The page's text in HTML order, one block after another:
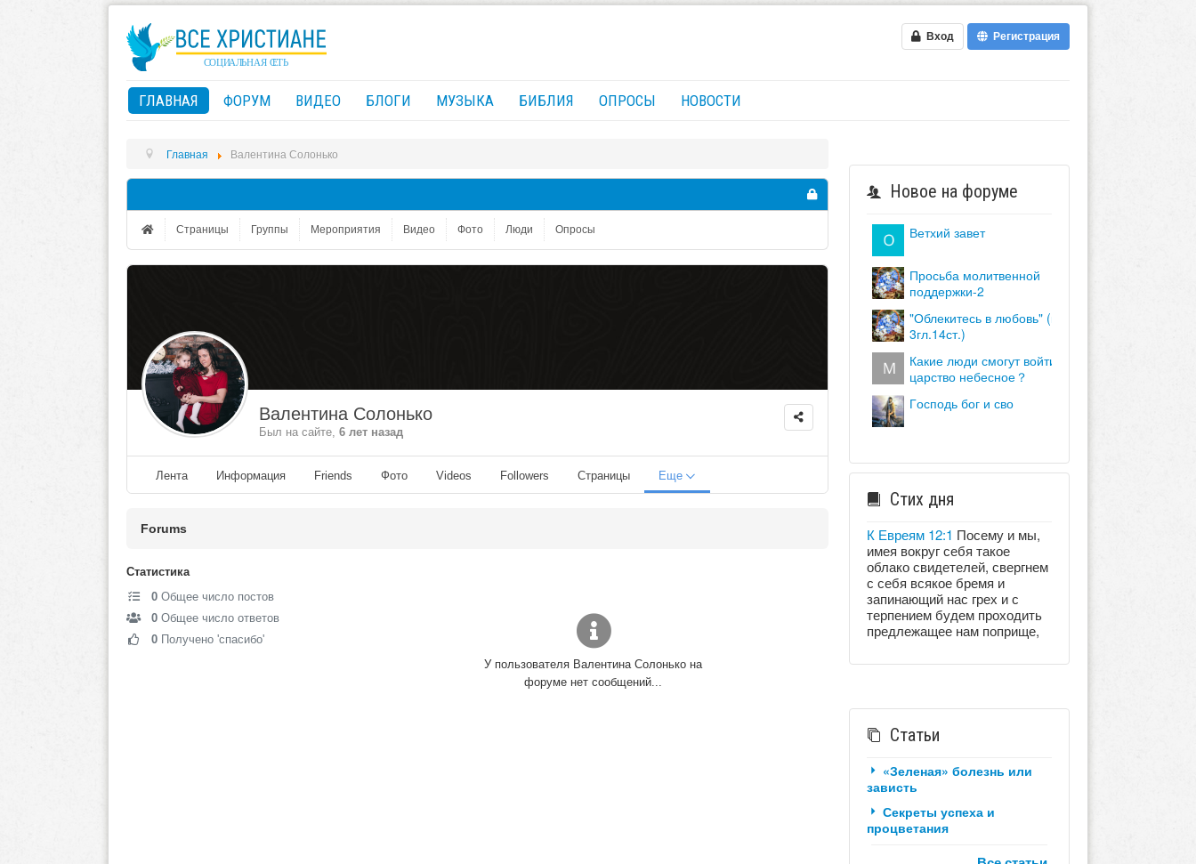
Вход Регистрация
ГЛАВНАЯ ФОРУМ ВИДЕО БЛОГИ МУЗЫКА БИБЛИЯ ОПРОСЫ НОВОСТИ
Главная Валентина Солонько
Страницы Группы Мероприятия Видео Фото Люди Опросы
Валентина Солонько
Был на сайте, 6 лет назад
Лента Информация Friends Фото Videos Followers Страницы Еще
Forums
Статистика
0 Общее число постов
0 Общее число ответов
0 Получено 'спасибо'
У пользователя Валентина Солонько на
форуме нет сообщений...
Новое на форуме
ветхий завет
просьба молитвенной
поддержки-2
"облекитесь в любовь" (кол.
3гл.14ст.)
какие люди смогут войти в
царство небесное？
господь бог и сво
Стих дня
К Евреям 12:1 Посему и мы,
имея вокруг себя такое
облако свидетелей, свергнем
с себя всякое бремя и
запинающий нас грех и с
терпением будем проходить
предлежащее нам поприще,
Статьи
«Зеленая» болезнь или
зависть
Секреты успеха и
процветания